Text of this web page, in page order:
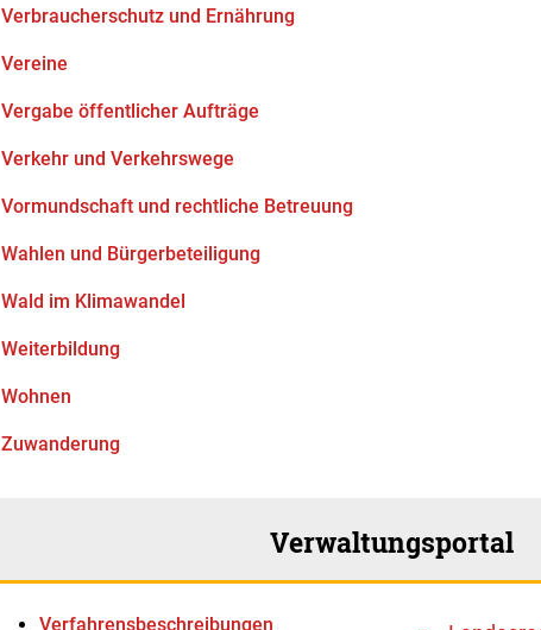
Verbraucherschutz und Ernährung
Vereine
Vergabe öffentlicher Aufträge
Verkehr und Verkehrswege
Vormundschaft und rechtliche Betreuung
Wahlen und Bürgerbeteiligung
Wald im Klimawandel
Weiterbildung
Wohnen
Zuwanderung
Verwaltungsportal
Verfahrens­beschreibungen